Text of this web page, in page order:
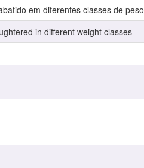
em diferentes classes de peso
in different weight classes